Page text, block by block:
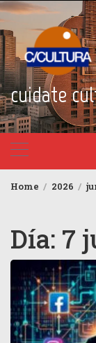
Skip
to
content
cuidate
Home 2026
Día: 7